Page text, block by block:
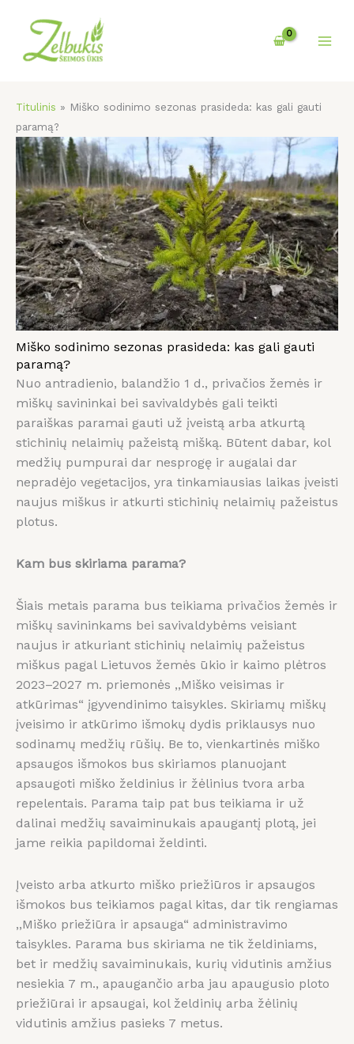
turinio
Titulinis » Miško sodinimo sezonas prasideda: kas gali gauti
paramą?
Miško sodinimo sezonas prasideda: kas gali gauti
paramą?
Nuo antradienio, balandžio 1 d., privačios žemės ir
miškų savininkai bei savivaldybės gali teikti
paraiškas paramai gauti už įveistą arba atkurtą
stichinių nelaimių pažeistą mišką. Būtent dabar, kol
medžių pumpurai dar nesprogę ir augalai dar
nepradėjo vegetacijos, yra tinkamiausias laikas įveisti
naujus miškus ir atkurti stichinių nelaimių pažeistus
plotus.
Kam bus skiriama parama?
Šiais metais parama bus teikiama privačios žemės ir
miškų savininkams bei savivaldybėms veisiant
naujus ir atkuriant stichinių nelaimių pažeistus
miškus pagal Lietuvos žemės ūkio ir kaimo plėtros
2023–2027 m. priemonės ,,Miško veisimas ir
atkūrimas“ įgyvendinimo taisykles. Skiriamų miškų
įveisimo ir atkūrimo išmokų dydis priklausys nuo
sodinamų medžių rūšių. Be to, vienkartinės miško
apsaugos išmokos bus skiriamos planuojant
apsaugoti miško želdinius ir žėlinius tvora arba
repelentais. Parama taip pat bus teikiama ir už
dalinai medžių savaiminukais apaugantį plotą, jei
jame reikia papildomai želdinti.
Įveisto arba atkurto miško priežiūros ir apsaugos
išmokos bus teikiamos pagal kitas, dar tik rengiamas
,,Miško priežiūra ir apsauga“ administravimo
taisykles. Parama bus skiriama ne tik želdiniams,
bet ir medžių savaiminukais, kurių vidutinis amžius
nesiekia 7 m., apaugančio arba jau apaugusio ploto
priežiūrai ir apsaugai, kol želdinių arba žėlinių
vidutinis amžius pasieks 7 metus.